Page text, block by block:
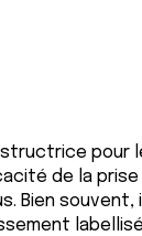
pour
de la
Bien